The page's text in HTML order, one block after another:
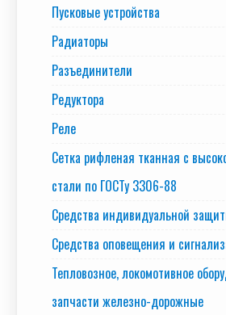
Пусковые устройства
Радиаторы
Разъединители
Редуктора
Реле
Сетка рифленая тканная с
стали по ГОСТу 3306-88
Средства индивидуальной
Средства оповещения и
Тепловозное, локомотивное
запчасти железно-дорожные